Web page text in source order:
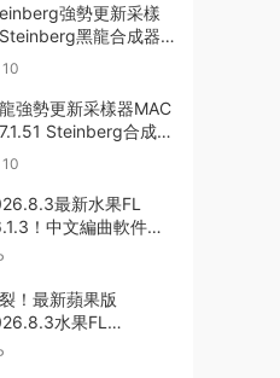
強勢更新采樣
黑龍合成器
v7.5.0 WIN
10
強勢更新采樣器MAC
Steinberg合成器
HALion
MAC
10
最新水果FL
！中文編曲軟件
Line – FL Studio
5570 All Plugins
！最新蘋果版
水果FL
！中文編曲軟件